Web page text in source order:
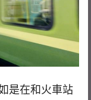
是在和火車站